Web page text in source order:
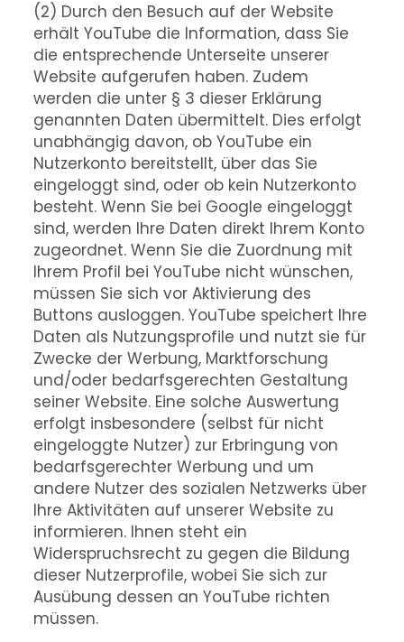
(2) Durch den Besuch auf der Website
erhält YouTube die Information, dass Sie
die entsprechende Unterseite unserer
Website aufgerufen haben. Zudem
werden die unter § 3 dieser Erklärung
genannten Daten übermittelt. Dies erfolgt
unabhängig davon, ob YouTube ein
Nutzerkonto bereitstellt, über das Sie
eingeloggt sind, oder ob kein Nutzerkonto
besteht. Wenn Sie bei Google eingeloggt
sind, werden Ihre Daten direkt Ihrem Konto
zugeordnet. Wenn Sie die Zuordnung mit
Ihrem Profil bei YouTube nicht wünschen,
müssen Sie sich vor Aktivierung des
Buttons ausloggen. YouTube speichert Ihre
Daten als Nutzungsprofile und nutzt sie für
Zwecke der Werbung, Marktforschung
und/oder bedarfsgerechten Gestaltung
seiner Website. Eine solche Auswertung
erfolgt insbesondere (selbst für nicht
eingeloggte Nutzer) zur Erbringung von
bedarfsgerechter Werbung und um
andere Nutzer des sozialen Netzwerks über
Ihre Aktivitäten auf unserer Website zu
informieren. Ihnen steht ein
Widerspruchsrecht zu gegen die Bildung
dieser Nutzerprofile, wobei Sie sich zur
Ausübung dessen an YouTube richten
müssen.